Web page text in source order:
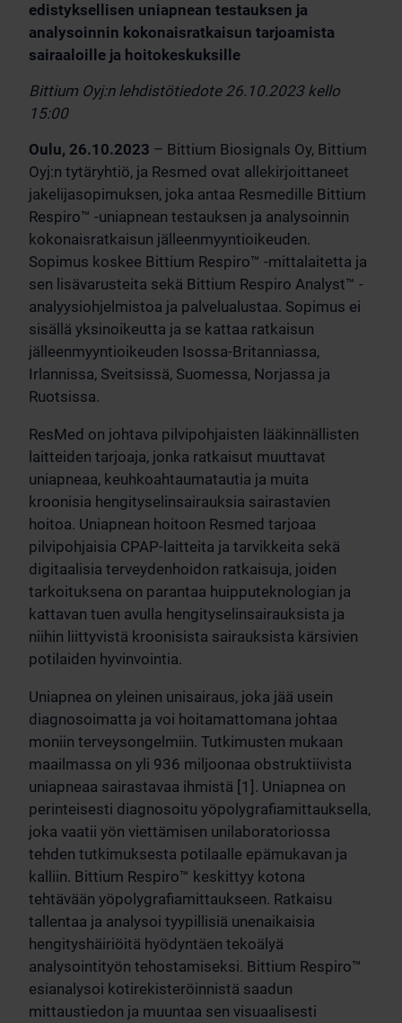
edistyksellisen uniapnean testauksen ja
analysoinnin kokonaisratkaisun tarjoamista
sairaaloille ja hoitokeskuksille
Bittium Oyj:n lehdistötiedote 26.10.2023 kello
15:00
Oulu, 26.10.2023 – Bittium Biosignals Oy, Bittium
Oyj:n tytäryhtiö, ja Resmed ovat allekirjoittaneet
jakelijasopimuksen, joka antaa Resmedille Bittium
Respiro™ -uniapnean testauksen ja analysoinnin
kokonaisratkaisun jälleenmyyntioikeuden.
Sopimus koskee Bittium Respiro™ -mittalaitetta ja
sen lisävarusteita sekä Bittium Respiro Analyst™ -
analyysiohjelmistoa ja palvelualustaa. Sopimus ei
sisällä yksinoikeutta ja se kattaa ratkaisun
jälleenmyyntioikeuden Isossa-Britanniassa,
Irlannissa, Sveitsissä, Suomessa, Norjassa ja
Ruotsissa.
ResMed on johtava pilvipohjaisten lääkinnällisten
laitteiden tarjoaja, jonka ratkaisut muuttavat
uniapneaa, keuhkoahtaumatautia ja muita
kroonisia hengityselinsairauksia sairastavien
hoitoa. Uniapnean hoitoon Resmed tarjoaa
pilvipohjaisia CPAP-laitteita ja tarvikkeita sekä
digitaalisia terveydenhoidon ratkaisuja, joiden
tarkoituksena on parantaa huipputeknologian ja
kattavan tuen avulla hengityselinsairauksista ja
niihin liittyvistä kroonisista sairauksista kärsivien
potilaiden hyvinvointia.
Uniapnea on yleinen unisairaus, joka jää usein
diagnosoimatta ja voi hoitamattomana johtaa
moniin terveysongelmiin. Tutkimusten mukaan
maailmassa on yli 936 miljoonaa obstruktiivista
uniapneaa sairastavaa ihmistä [1]. Uniapnea on
perinteisesti diagnosoitu yöpolygrafiamittauksella,
joka vaatii yön viettämisen unilaboratoriossa
tehden tutkimuksesta potilaalle epämukavan ja
kalliin. Bittium Respiro™ keskittyy kotona
tehtävään yöpolygrafiamittaukseen. Ratkaisu
tallentaa ja analysoi tyypillisiä unenaikaisia
hengityshäiriöitä hyödyntäen tekoälyä
analysointityön tehostamiseksi. Bittium Respiro™
esianalysoi kotirekisteröinnistä saadun
mittaustiedon ja muuntaa sen visuaalisesti